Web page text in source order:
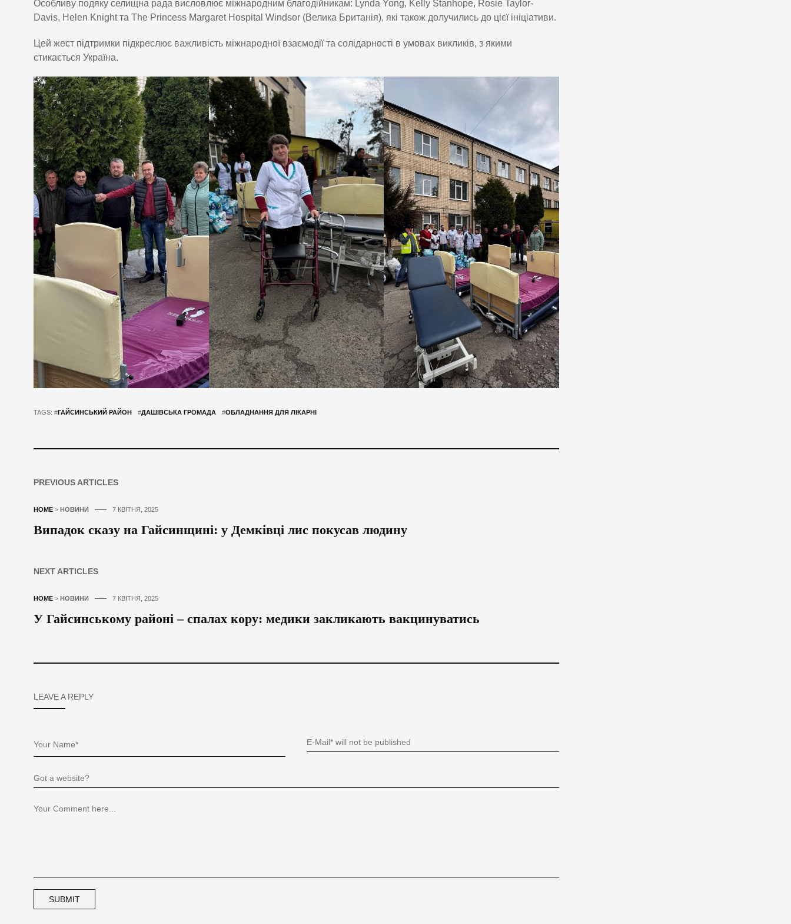
Особливу подяку селищна рада висловлює міжнародним благодійникам: Lynda Yong, Kelly Stanhope, Rosie Taylor-
Davis, Helen Knight та The Princess Margaret Hospital Windsor (Велика Британія), які також долучились до цієї ініціативи.
Цей жест підтримки підкреслює важливість міжнародної взаємодії та солідарності в умовах викликів, з якими
стикається Україна.
TAGS: #ГАЙСИНСЬКИЙ РАЙОН #ДАШІВСЬКА ГРОМАДА #ОБЛАДНАННЯ ДЛЯ ЛІКАРНІ
PREVIOUS ARTICLES
HOME > НОВИНИ 7 КВІТНЯ, 2025
Випадок сказу на Гайсинщині: у Демківці лис покусав людину
NEXT ARTICLES
HOME > НОВИНИ 7 КВІТНЯ, 2025
У Гайсинському районі – спалах кору: медики закликають вакцинуватись
LEAVE A REPLY